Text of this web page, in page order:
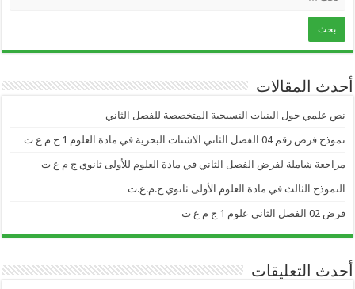
أحدث المقالات
نص علمي حول البنيات النسيجية المتخصصة للفصل الثاني
نموذج فرض رقم 04 الفصل الثاني الاشنات البحرية في مادة العلوم 1 ج م ع ت
مراجعة شاملة لفرض الفصل الثاني في مادة العلوم للأولى ثانوي ج م ع ت
النموذج الثالث في مادة العلوم الأولى ثانوي ج.م.ع.ت
فرض 02 الفصل الثاني علوم 1 ج م ع ت
أحدث التعليقات